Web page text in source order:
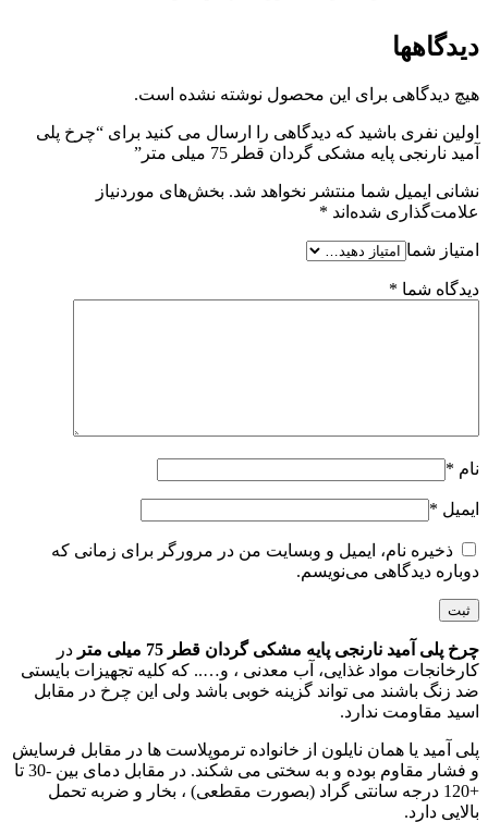
دیدگاهها
هیچ دیدگاهی برای این محصول نوشته نشده است.
اولین نفری باشید که دیدگاهی را ارسال می کنید برای “چرخ پلی
آمید نارنجی پایه مشکی گردان قطر 75 میلی متر”
نشانی ایمیل شما منتشر نخواهد شد. بخش‌های موردنیاز
علامت‌گذاری شده‌اند *
امتیاز شما
دیدگاه شما *
نام *
ایمیل *
ذخیره نام، ایمیل و وبسایت من در مرورگر برای زمانی که
دوباره دیدگاهی می‌نویسم.
چرخ پلی آمید نارنجی پایه مشکی گردان قطر 75 میلی متر
در
کارخانجات مواد غذایی، آب معدنی ، و….. که کلیه تجهیزات بایستی
ضد زنگ باشند می تواند گزینه خوبی باشد ولی این چرخ در مقابل
اسید مقاومت ندارد.
پلی آمید یا همان نایلون از خانواده ترموپلاست ها در مقابل فرسایش
و فشار مقاوم بوده و به سختی می شکند. در مقابل دمای بین -30 تا
+120 درجه سانتی گراد (بصورت مقطعی) ، بخار و ضربه تحمل
بالایی دارد.